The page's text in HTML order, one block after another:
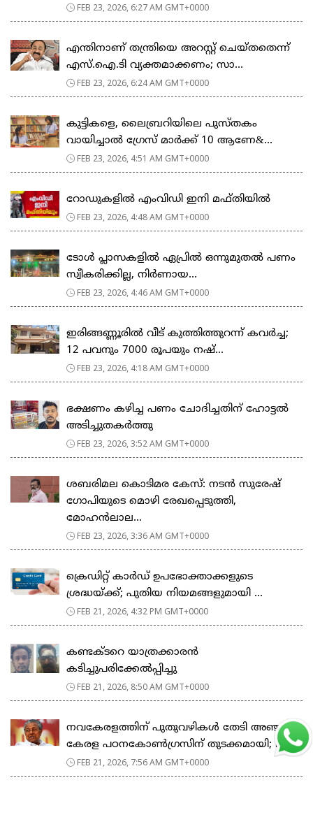
FEB 23, 2026, 6:27 AM GMT+0000
എന്തിനാണ് തന്ത്രിയെ അറസ്റ്റ് ചെയ്തതെന്ന്
എസ്.ഐ.ടി വ്യക്തമാക്കണം; സാ...
FEB 23, 2026, 6:24 AM GMT+0000
കുട്ടികളെ, ലൈബ്രറിയിലെ പുസ്തകം
വായിച്ചാല്‍ ഗ്രേസ് മാര്‍ക്ക് 10 ആണേ&...
FEB 23, 2026, 4:51 AM GMT+0000
റോഡുകളില്‍ എംവിഡി ഇനി മഫ്തിയില്‍
FEB 23, 2026, 4:48 AM GMT+0000
ടോള്‍ പ്ലാസകളില്‍ ഏപ്രില്‍ ഒന്നുമുതല്‍ പണം
സ്വീകരിക്കില്ല, നിര്‍ണായ...
FEB 23, 2026, 4:46 AM GMT+0000
ഇരിങ്ങണ്ണൂരിൽ വീട് കുത്തിത്തുറന്ന് കവർച്ച;
12 പവനും 7000 രൂപയും നഷ്...
FEB 23, 2026, 4:18 AM GMT+0000
ഭക്ഷണം കഴിച്ച പണം ചോദിച്ചതിന് ഹോട്ടൽ
അടിച്ചുതകർത്തു
FEB 23, 2026, 3:52 AM GMT+0000
ശബരിമല കൊടിമര കേസ്: നടൻ സുരേഷ്
ഗോപിയുടെ മൊഴി രേഖപ്പെടുത്തി,
മോഹൻലാല...
FEB 23, 2026, 3:36 AM GMT+0000
ക്രെഡിറ്റ് കാർഡ് ഉപഭോക്താക്കളുടെ
ശ്രദ്ധയ്ക്ക്; പുതിയ നിയമങ്ങളുമായി ...
FEB 21, 2026, 4:32 PM GMT+0000
കണ്ടക്ടറെ യാത്രക്കാരൻ
കടിച്ചുപരിക്കേൽപ്പിച്ചു
FEB 21, 2026, 8:50 AM GMT+0000
നവകേരളത്തിന് പുതുവഴികൾ തേടി അഞ്ചാം
കേരള പഠനകോൺഗ്രസിന് തുടക്കമായി; മ...
FEB 21, 2026, 7:56 AM GMT+0000